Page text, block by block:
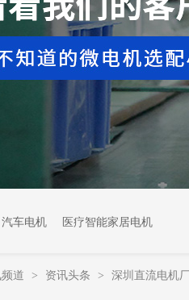
汽车电机 医疗智能家居电机
道 > 资讯头条 > 深圳直流电机